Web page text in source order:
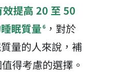
提高 20 至 50
眠質量6，對於
量的人來說，補
得考慮的選擇。